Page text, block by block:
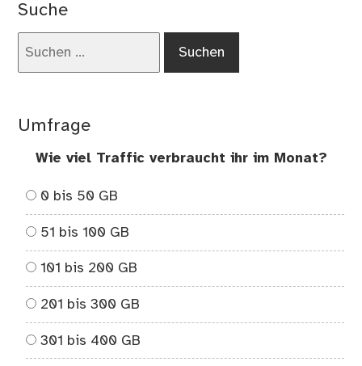
Suche
Umfrage
Wie viel Traffic verbraucht ihr im Monat?
0 bis 50 GB
51 bis 100 GB
101 bis 200 GB
201 bis 300 GB
301 bis 400 GB